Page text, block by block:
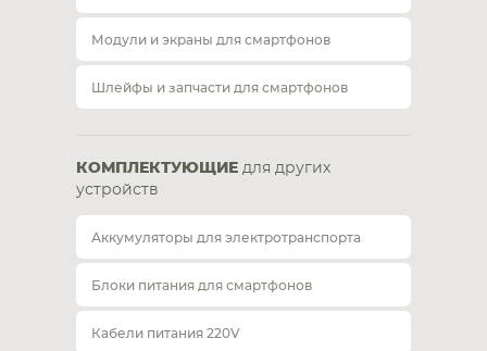
Модули и экраны для смартфонов
Шлейфы и запчасти для смартфонов
КОМПЛЕКТУЮЩИЕ для других
устройств
Аккумуляторы для электротранспорта
Блоки питания для смартфонов
Кабели питания 220V